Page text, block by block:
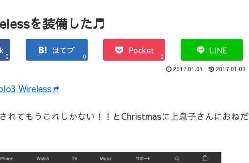
を装備した♬
0
はてブ
0
Pocket
0
LINE
2017.01.01 2017.01.09
Wireless
れてもうこれしかない！！とChristmasに上息子さんにおねだ